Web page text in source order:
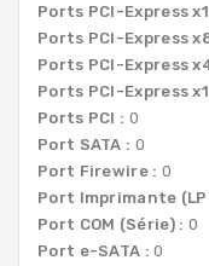
Ports PCI-Express
Ports PCI-Express
Ports PCI-Express
Ports PCI-Express
Ports PCI : 0
Port SATA : 0
Port Firewire : 0
Port Imprimante
Port COM (Série) : 0
Port e-SATA : 0